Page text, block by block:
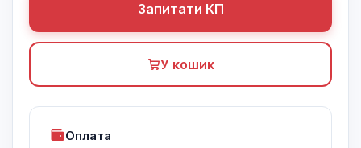
Запитати КП
У кошик
Оплата